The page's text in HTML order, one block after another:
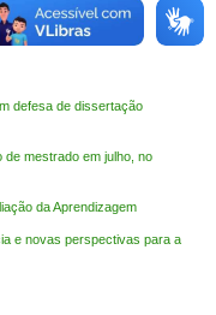
defesa de dissertação
de mestrado em julho, no
da Aprendizagem
e novas perspectivas para a